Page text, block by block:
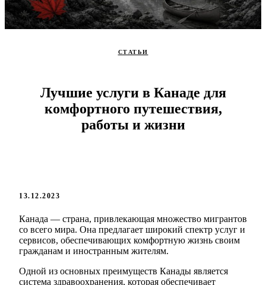
СТАТЬИ
Лучшие услуги в Канаде для
комфортного путешествия,
работы и жизни
13.12.2023
Канада — страна, привлекающая множество мигрантов
со всего мира. Она предлагает широкий спектр услуг и
сервисов, обеспечивающих комфортную жизнь своим
гражданам и иностранным жителям.
Одной из основных преимуществ Канады является
система здравоохранения, которая обеспечивает